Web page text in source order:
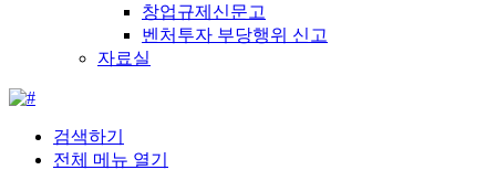
창업규제신문고
벤처투자 부당행위 신고
자료실
검색하기
전체 메뉴 열기